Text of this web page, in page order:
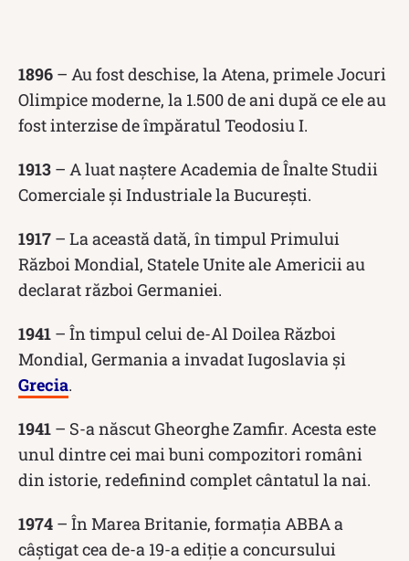
1896 – Au fost deschise, la Atena, primele Jocuri
Olimpice moderne, la 1.500 de ani după ce ele au
fost interzise de împăratul Teodosiu I.
1913 – A luat naștere Academia de Înalte Studii
Comerciale și Industriale la București.
1917 – La această dată, în timpul Primului
Război Mondial, Statele Unite ale Americii au
declarat război Germaniei.
1941 – În timpul celui de-Al Doilea Război
Mondial, Germania a invadat Iugoslavia și
Grecia.
1941 – S-a născut Gheorghe Zamfir. Acesta este
unul dintre cei mai buni compozitori români
din istorie, redefinind complet cântatul la nai.
1974 – În Marea Britanie, formația ABBA a
câștigat cea de-a 19-a ediție a concursului